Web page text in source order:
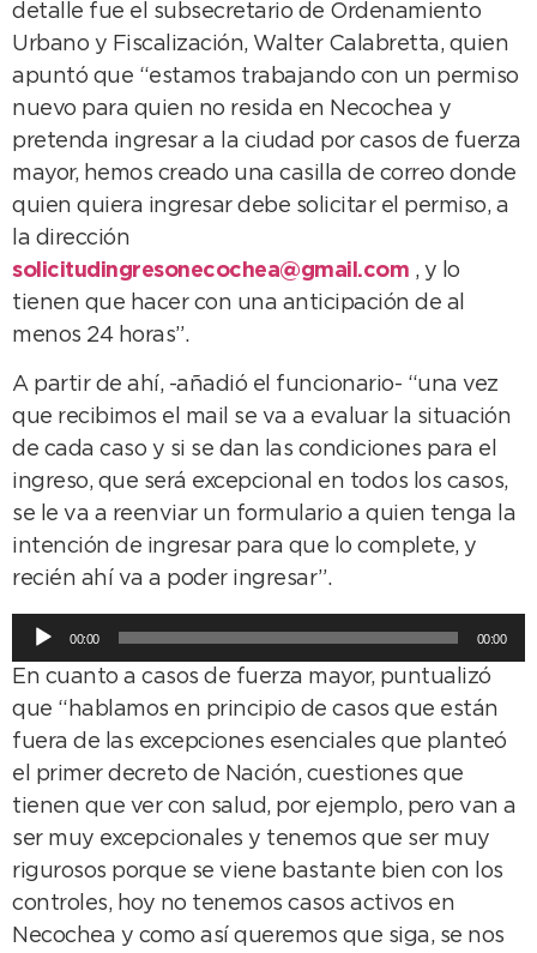
detalle fue el subsecretario de Ordenamiento
Urbano y Fiscalización, Walter Calabretta, quien
apuntó que “estamos trabajando con un permiso
nuevo para quien no resida en Necochea y
pretenda ingresar a la ciudad por casos de fuerza
mayor, hemos creado una casilla de correo donde
quien quiera ingresar debe solicitar el permiso, a
la dirección
solicitudingresonecochea@gmail.com , y lo
tienen que hacer con una anticipación de al
menos 24 horas”.
A partir de ahí, -añadió el funcionario- “una vez
que recibimos el mail se va a evaluar la situación
de cada caso y si se dan las condiciones para el
ingreso, que será excepcional en todos los casos,
se le va a reenviar un formulario a quien tenga la
intención de ingresar para que lo complete, y
recién ahí va a poder ingresar”.
Reproductor
de
00:00 00:00
En cuanto a casos de fuerza mayor, puntualizó
que “hablamos en principio de casos que están
fuera de las excepciones esenciales que planteó
el primer decreto de Nación, cuestiones que
tienen que ver con salud, por ejemplo, pero van a
ser muy excepcionales y tenemos que ser muy
rigurosos porque se viene bastante bien con los
controles, hoy no tenemos casos activos en
Necochea y como así queremos que siga, se nos